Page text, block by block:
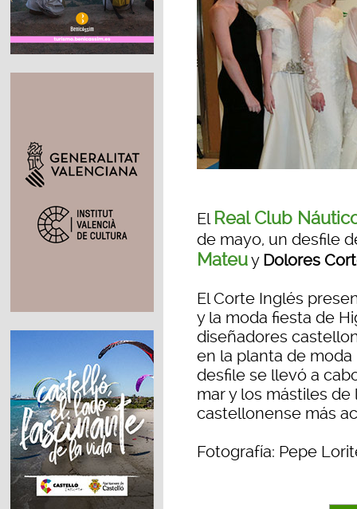
El Real Club
de mayo, un desfile
Mateuy Dolores
El Corte Inglés
y la moda fiesta de
diseñadores
en la planta de moda
desfile se llevó a
mar y los mástiles
castellonense más
Fotografía: Pepe